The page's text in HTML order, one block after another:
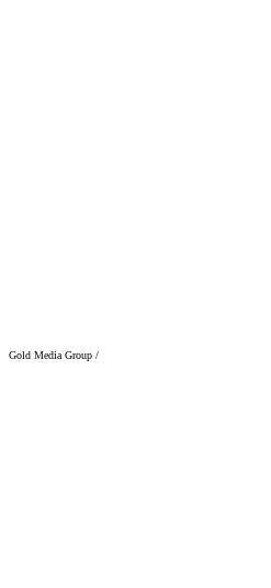
Gold Media Group /